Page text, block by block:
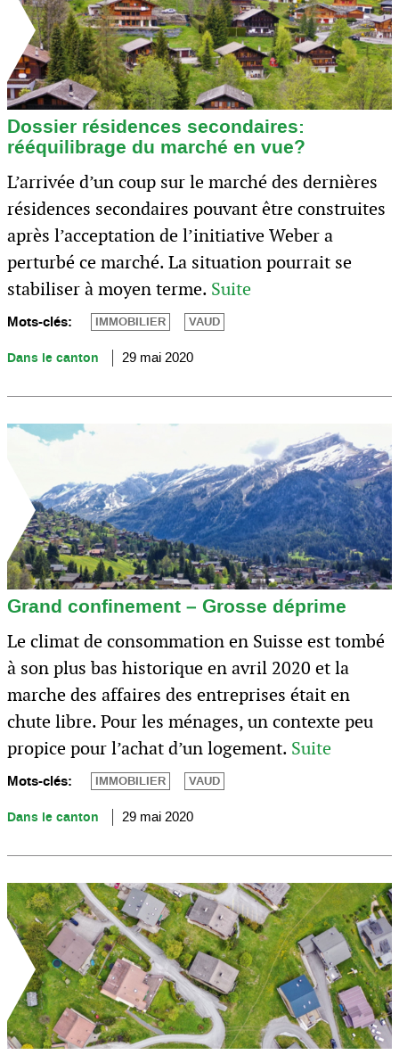
Dossier résidences secondaires:
rééquilibrage du marché en vue?
L’arrivée d’un coup sur le marché des dernières
résidences secondaires pouvant être construites
après l’acceptation de l’initiative Weber a
perturbé ce marché. La situation pourrait se
stabiliser à moyen terme. Suite
Mots-clés: IMMOBILIER VAUD
Dans le canton 29 mai 2020
Grand confinement – Grosse déprime
Le climat de consommation en Suisse est tombé
à son plus bas historique en avril 2020 et la
marche des affaires des entreprises était en
chute libre. Pour les ménages, un contexte peu
propice pour l’achat d’un logement. Suite
Mots-clés: IMMOBILIER VAUD
Dans le canton 29 mai 2020